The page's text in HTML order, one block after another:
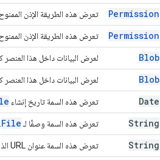
Permission تعرض هذه الطريقة الإذن
Permission تعرض هذه الطريقة الإذن
Blob لعرض البيانات داخل هذا العنصر
Blob لعرض البيانات داخل هذا العنصر
Date تعرض هذه السمة تاريخ إنشاء
String تعرض هذه السمة وصفًا لـ File
String تعرض هذه السمة عنوان URL الذي يمكن استخدامه لتنزيل الملف.